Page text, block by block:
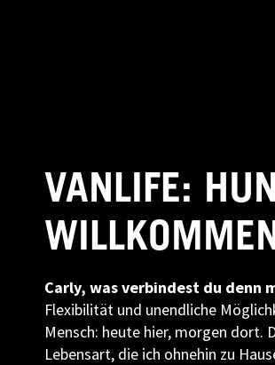
VANLIFE:
Carly, was verbindest du denn
Flexibilität und unendliche
Mensch: heute hier, morgen dort.
Lebensart, die ich ohnehin zu